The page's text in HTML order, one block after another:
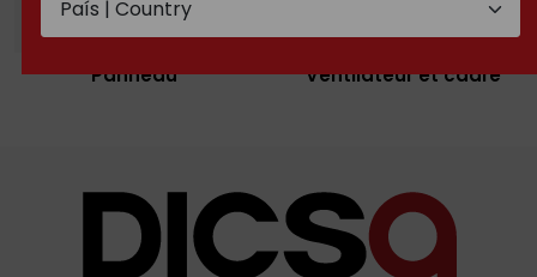
Panneau Ventilateur et cadre